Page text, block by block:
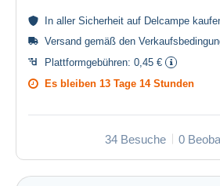
In aller Sicherheit auf Delcampe
Versand gemäß den
Plattformgebühren: 0,45 €
Es bleiben 13 Tage 14 Stunden
34 Besuche 0